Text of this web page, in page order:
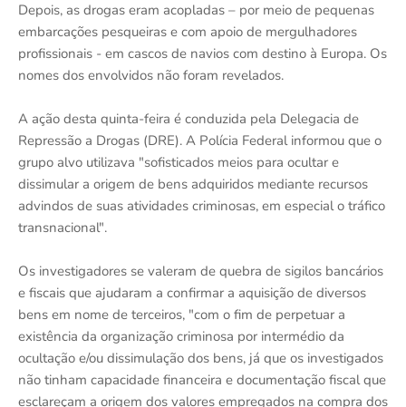
Depois, as drogas eram acopladas – por meio de pequenas
embarcações pesqueiras e com apoio de mergulhadores
profissionais - em cascos de navios com destino à Europa. Os
nomes dos envolvidos não foram revelados.
A ação desta quinta-feira é conduzida pela Delegacia de
Repressão a Drogas (DRE). A Polícia Federal informou que o
grupo alvo utilizava "sofisticados meios para ocultar e
dissimular a origem de bens adquiridos mediante recursos
advindos de suas atividades criminosas, em especial o tráfico
transnacional".
Os investigadores se valeram de quebra de sigilos bancários
e fiscais que ajudaram a confirmar a aquisição de diversos
bens em nome de terceiros, "com o fim de perpetuar a
existência da organização criminosa por intermédio da
ocultação e/ou dissimulação dos bens, já que os investigados
não tinham capacidade financeira e documentação fiscal que
esclareçam a origem dos valores empregados na compra dos